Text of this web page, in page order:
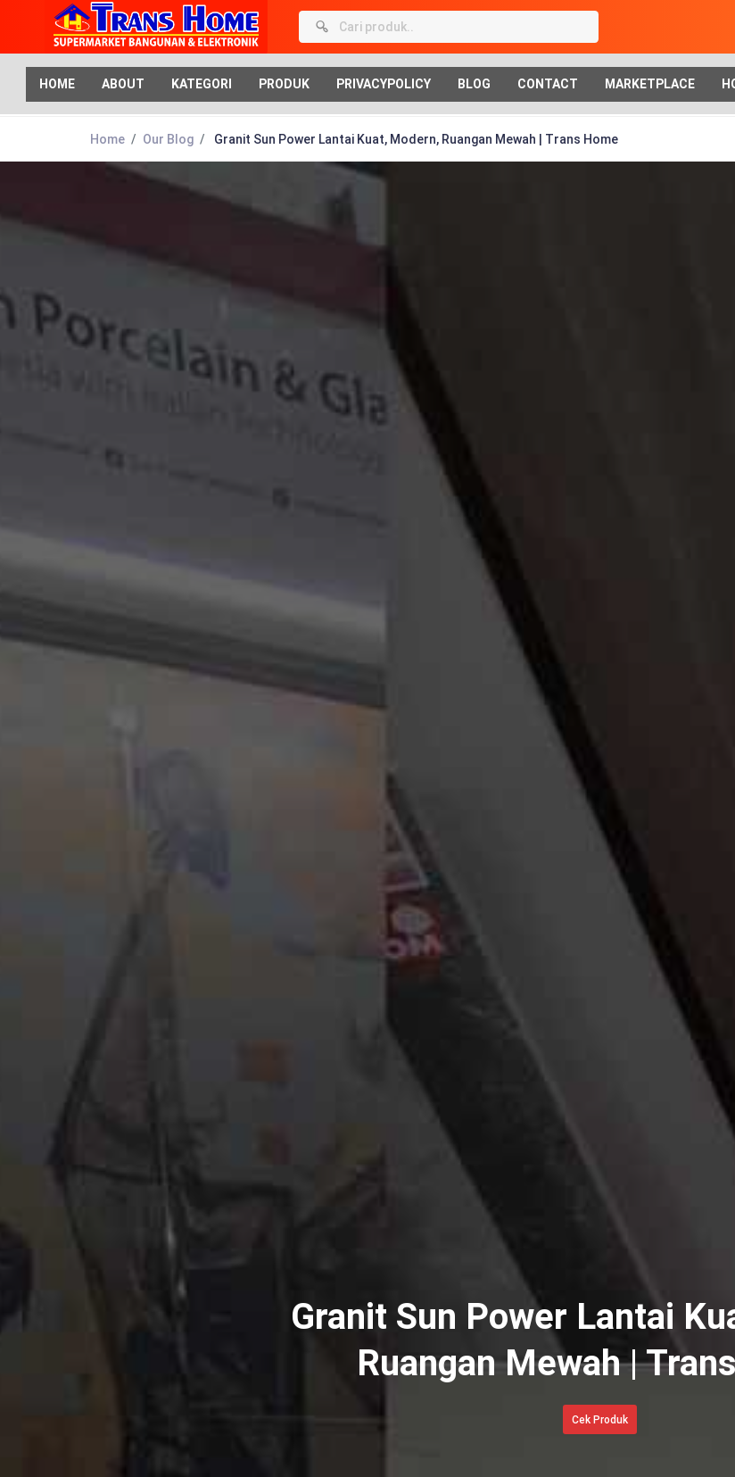
HOME ABOUT KATEGORI PRODUK PRIVACYPOLICY BLOG CONTACT MARKETPLACE
Home Our Blog Granit Sun Power Lantai Kuat, Modern, Ruangan Mewah | Trans Home
Granit Sun Power Lantai
Ruangan Mewah |
Cek Produk